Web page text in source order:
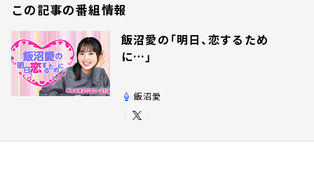
この記事の番組情報
飯沼愛の「明日、恋するため
に…」
飯沼愛